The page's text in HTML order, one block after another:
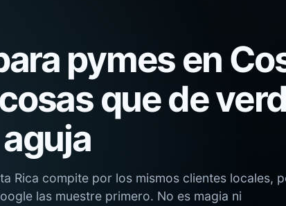
pymes en
que de
Rica compite por los mismos clientes locales,
las muestre primero. No es magia ni